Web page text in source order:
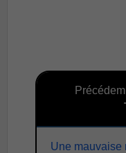
Une mauvaise